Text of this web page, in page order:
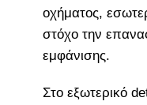
οχήματος,
στόχο την
εμφάνισης.
Στο εξωτερικό